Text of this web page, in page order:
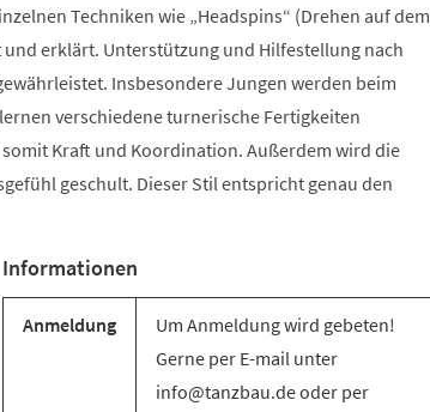
Techniken wie „Headspins“ (Drehen auf dem
erklärt. Unterstützung und Hilfestellung nach
Insbesondere Jungen werden beim
verschiedene turnerische Fertigkeiten
Kraft und Koordination. Außerdem wird die
geschult. Dieser Stil entspricht genau den
Informationen
Anmeldung
Um Anmeldung wird gebeten!
Gerne per E-mail unter
info@tanzbau.de oder per